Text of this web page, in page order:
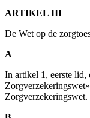
ARTIKEL III
De Wet op de
A
In artikel 1, eerste lid,
Zorgverzekeringswet.